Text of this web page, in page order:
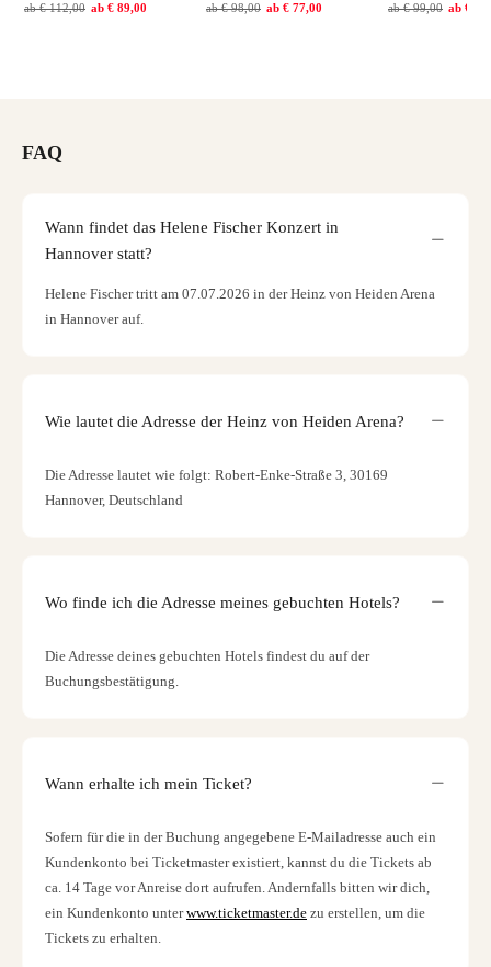
ab € 112,00 ab € 89,00
ab € 98,00 ab € 77,00
ab € 99,00 ab €
FAQ
Wann findet das Helene Fischer Konzert in
Hannover statt?
Helene Fischer tritt am 07.07.2026 in der Heinz von Heiden Arena
in Hannover auf.
Wie lautet die Adresse der Heinz von Heiden Arena?
Die Adresse lautet wie folgt: Robert-Enke-Straße 3, 30169
Hannover, Deutschland
Wo finde ich die Adresse meines gebuchten Hotels?
Die Adresse deines gebuchten Hotels findest du auf der
Buchungsbestätigung.
Wann erhalte ich mein Ticket?
Sofern für die in der Buchung angegebene E-Mailadresse auch ein
Kundenkonto bei Ticketmaster existiert, kannst du die Tickets ab
ca. 14 Tage vor Anreise dort aufrufen. Andernfalls bitten wir dich,
ein Kundenkonto unterwww.ticketmaster.de zu erstellen, um die
Tickets zu erhalten.